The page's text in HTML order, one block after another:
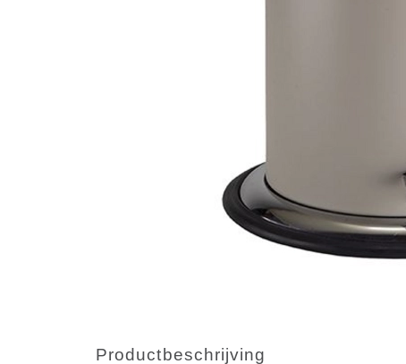
Productbeschrijving